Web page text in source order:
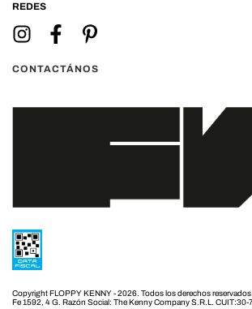
REDES
CONTACTÁNOS
Copyright FLOPPY KENNY - 2026. Todos los derechos reservados.